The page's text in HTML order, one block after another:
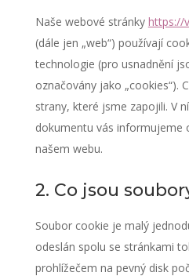
Naše webové stránky https://
(dále jen „web“) používají
technologie (pro usnadnění
označovány jako „cookies“).
strany, které jsme zapojili. V
dokumentu vás informujeme
našem webu.
2. Co jsou
Soubor cookie je malý
odeslán spolu se stránkami
prohlížečem na pevný disk